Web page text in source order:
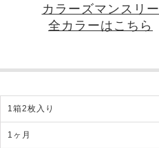
カラーズマンスリー
全カラーはこちら
1箱2枚入り
1ヶ月